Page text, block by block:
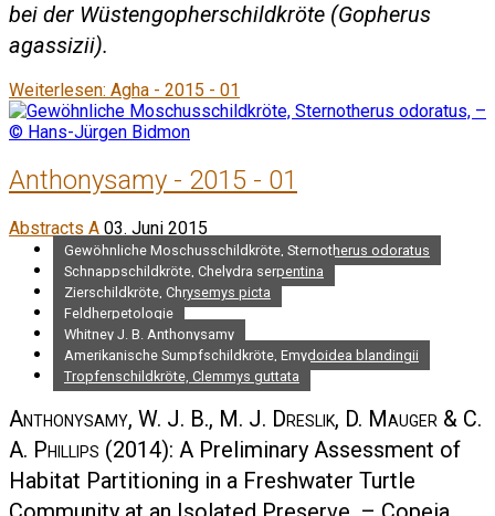
bei der Wüstengopherschildkröte (Gopherus
agassizii).
Weiterlesen: Agha - 2015 - 01
Anthonysamy - 2015 - 01
Abstracts A 03. Juni 2015
Gewöhnliche Moschusschildkröte, Sternotherus odoratus
Schnappschildkröte, Chelydra serpentina
Zierschildkröte, Chrysemys picta
Feldherpetologie
Whitney J. B. Anthonysamy
Amerikanische Sumpfschildkröte, Emydoidea blandingii
Tropfenschildkröte, Clemmys guttata
Anthonysamy, W. J. B., M. J. Dreslik, D. Mauger & C.
A. Phillips (2014): A Preliminary Assessment of
Habitat Partitioning in a Freshwater Turtle